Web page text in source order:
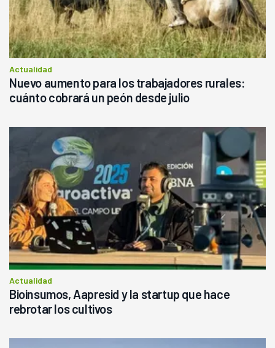
Actualidad
Nuevo aumento para los trabajadores rurales:
cuánto cobrará un peón desde julio
Actualidad
Bioinsumos, Aapresid y la startup que hace
rebrotar los cultivos